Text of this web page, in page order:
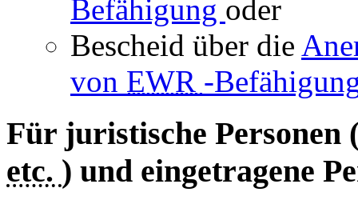
Befähigung oder
Bescheid über die
von EWR -
Für juristische Personen
etc. ) und eingetragene